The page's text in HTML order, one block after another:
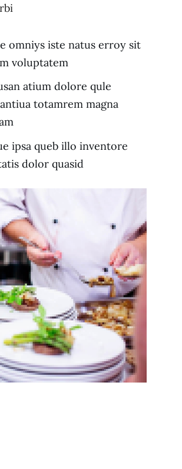
omniys iste natus erroy sit
voluptatem
atium dolore qule
totamrem magna
ipsa queb illo inventore
dolor quasid